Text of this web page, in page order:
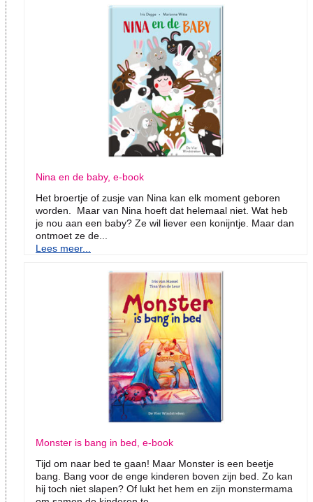
Nina en de baby, e-book
Het broertje of zusje van Nina kan elk moment geboren
worden. Maar van Nina hoeft dat helemaal niet. Wat heb
je nou aan een baby? Ze wil liever een konijntje. Maar dan
ontmoet ze de...
Lees meer...
Monster is bang in bed, e-book
Tijd om naar bed te gaan! Maar Monster is een beetje
bang. Bang voor de enge kinderen boven zijn bed. Zo kan
hij toch niet slapen? Of lukt het hem en zijn monstermama